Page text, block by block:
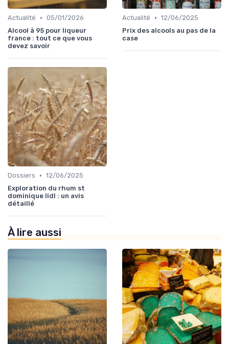
Actualité • 05/01/2026
Alcool à 95 pour liqueur
france : tout ce que vous
devez savoir
Actualité • 12/06/2025
Prix des alcools au pas de la
case
Dossiers • 12/06/2025
Exploration du rhum st
dominique lidl : un avis
détaillé
À lire aussi